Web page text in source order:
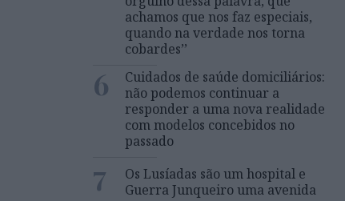
achamos que nos faz especiais,
quando na verdade nos torna
cobardes’’
6
Cuidados de saúde domiciliários:
não podemos continuar a
responder a uma nova realidade
com modelos concebidos no
passado
7
Os Lusíadas são um hospital e
Guerra Junqueiro uma avenida